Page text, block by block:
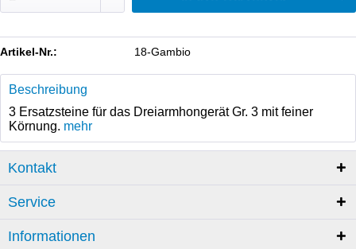
Artikel-Nr.: 18-Gambio
Beschreibung
3 Ersatzsteine für das Dreiarmhongerät Gr. 3 mit feiner
Körnung. mehr
Kontakt
Service
Informationen